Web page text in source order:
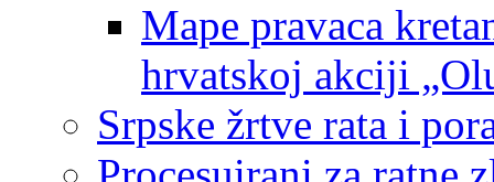
Mape pravaca
hrvatskoj akciji
Srpske žrtve rata i